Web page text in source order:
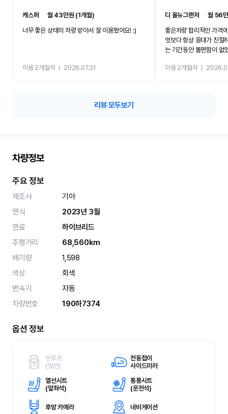
캐스퍼
월 43만원 (1개월)
너무 좋은 상태의 차량 받아서 잘 이용했어요! :)
이용 2개월차ㅣ 2026.07.31
디 올뉴그랜저 ㅣ월 56
좋은차량 합리적인 가격
엇보다 항상 응대가 친절
는 기간동안 불편함이 없
카 렌트 고민없이 강추합
이용 2개월차ㅣ
리뷰 모두보기
차량정보
주요 정보
제조사
기아
연식
2023년 3월
연료
하이브리드
주행거리
68,560km
배기량
1,598
색상
회색
변속기
자동
차량번호
190하7374
옵션 정보
썬루프
(일반)
전동접이
사이드미러
열선시트
(앞좌석)
통풍시트
(운전석)
후방 카메라 내비게이션